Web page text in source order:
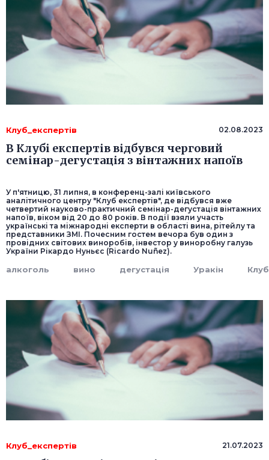
Клуб_експертів 02.08.2023
В Клубі експертів відбувся черговий
семінар-дегустація з вінтажних напоїв
У п'ятницю, 31 липня, в конференц-залі київського
аналітичного центру "Клуб експертів", де відбувся вже
четвертий науково-практичний семінар-дегустація вінтажних
напоїв, віком від 20 до 80 років. В події взяли участь
українські та міжнародні експерти в області вина, рітейлу та
представники ЗМІ. Почесним гостем вечора був один з
провідних світових виноробів, інвестор у виноробну галузь
України Рікардо Нуньєс (Ricardo Nuñez).
алкоголь вино дегустація Уракін
Клуб_експертів 21.07.2023